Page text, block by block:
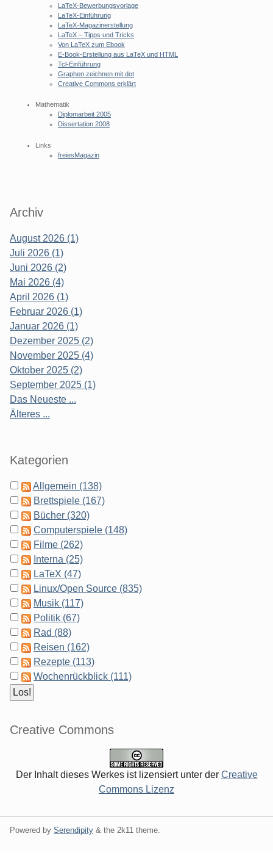
LaTeX-Bewerbungsvorlage
LaTeX-Einführung
LaTeX-Magazinerstellung
LaTeX – Tipps und Tricks
Von LaTeX zum Ebook
E-Book-Erstellung aus LaTeX und HTML
Tcl-Einführung
Graphen zeichnen mit dot
Creative Commons erklärt
Mathematik
Diplomarbeit 2005
Dissertation 2008
Links
freiesMagazin
Archiv
August 2026 (1)
Juli 2026 (1)
Juni 2026 (2)
Mai 2026 (4)
April 2026 (1)
Februar 2026 (1)
Januar 2026 (1)
Dezember 2025 (2)
November 2025 (4)
Oktober 2025 (2)
September 2025 (1)
Das Neueste ...
Älteres ...
Kategorien
Allgemein (138)
Brettspiele (167)
Bücher (320)
Computerspiele (148)
Filme (262)
Interna (25)
LaTeX (47)
Linux/Open Source (835)
Musik (117)
Politik (67)
Rad (88)
Reisen (162)
Rezepte (113)
Wochenrückblick (111)
Creative Commons
Der Inhalt dieses Werkes ist lizensiert unter der Creative
Commons Lizenz
Powered by Serendipity & the 2k11 theme.